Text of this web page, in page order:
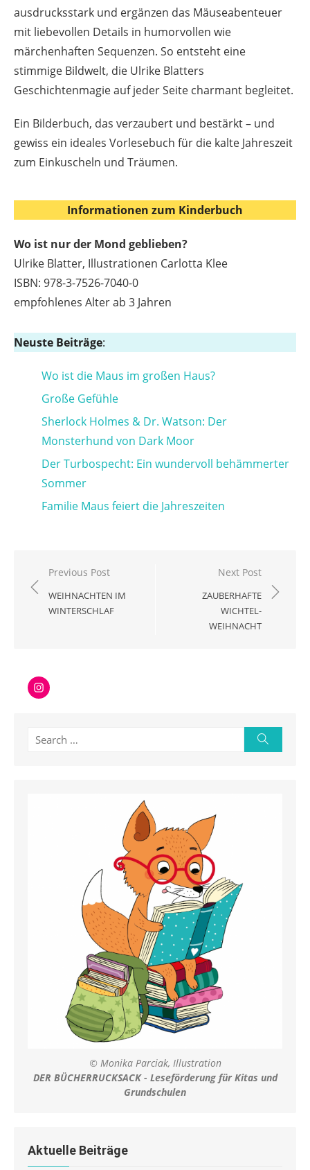
ausdrucksstark und ergänzen das Mäuseabenteuer
mit liebevollen Details in humorvollen wie
märchenhaften Sequenzen. So entsteht eine
stimmige Bildwelt, die Ulrike Blatters
Geschichtenmagie auf jeder Seite charmant begleitet.
Ein Bilderbuch, das verzaubert und bestärkt – und
gewiss ein ideales Vorlesebuch für die kalte Jahreszeit
zum Einkuscheln und Träumen.
Informationen zum Kinderbuch
Wo ist nur der Mond geblieben?
Ulrike Blatter, Illustrationen Carlotta Klee
ISBN: 978-3-7526-7040-0
empfohlenes Alter ab 3 Jahren
Neuste Beiträge:
Wo ist die Maus im großen Haus?
Große Gefühle
Sherlock Holmes & Dr. Watson: Der
Monsterhund von Dark Moor
Der Turbospecht: Ein wundervoll behämmerter
Sommer
Familie Maus feiert die Jahreszeiten
Beitragsnavigation
Previous Post
WEIHNACHTEN IM
WINTERSCHLAF
Next Post
ZAUBERHAFTE
WICHTEL-
WEIHNACHT
Instagram
Search
© Monika Parciak, Illustration
DER BÜCHERRUCKSACK - Leseförderung für Kitas und
Grundschulen
Aktuelle Beiträge